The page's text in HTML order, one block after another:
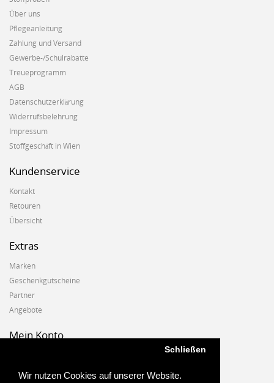
Wir nutzen Cookies auf unserer Website.
Schließen
Über uns
Pflegeanleitung
Zahlung und Versand
Gewerbe-/Schulrabatte
Treueprogramm
AGB
Datenschutzerklärung
Widerrufsbelehrung
Impressum
Stoffgeschäft in Wien
Kundenservice
Kontakt
Retouren
Übersicht
Extras
Marken
Geschenkgutscheine
Partner
Angebote
Mein Konto
Auftragshistorie